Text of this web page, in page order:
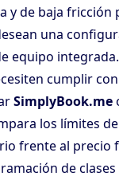
y de baja fricción
una
equipo
cumplir con
SimplyBook.me
los límites
frente al precio
de clases